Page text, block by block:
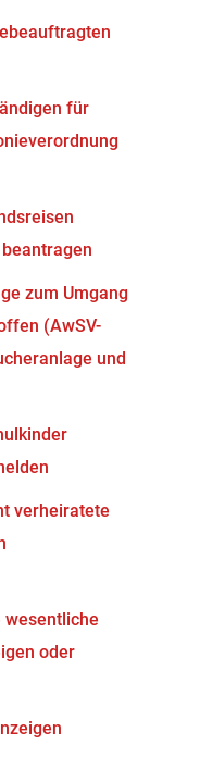
für
zum Umgang
(AwSV-
und
verheiratete
wesentliche
oder